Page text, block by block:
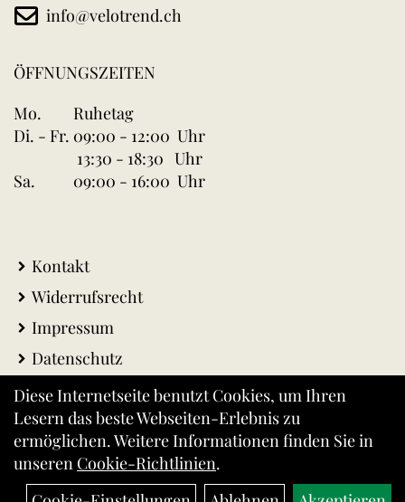
info@velotrend.ch
ÖFFNUNGSZEITEN
Mo.
Ruhetag
Di. - Fr. 09:00 - 12:00 Uhr
13:30 - 18:30 Uhr
Sa.
09:00 - 16:00 Uhr
Kontakt
Widerrufsrecht
Impressum
Datenschutz
AGB
Warenkorb
Versandkosten
Diese Internetseite benutzt Cookies, um Ihren
Lesern das beste Webseiten-Erlebnis zu
ermöglichen. Weitere Informationen finden Sie in
unseren Cookie-Richtlinien.